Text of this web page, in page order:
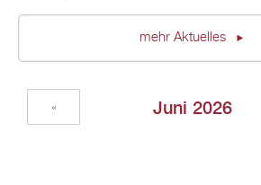
mehr Aktuelles
Juni 2026
«